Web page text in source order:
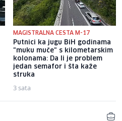
MAGISTRALNA CESTA M-17
Putnici ka jugu BiH godinama
"muku muče" s kilometarskim
kolonama: Da li je problem
jedan semafor i šta kaže
struka
3 sata